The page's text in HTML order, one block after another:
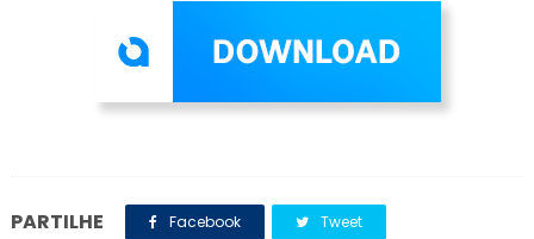
PARTILHE Facebook Tweet